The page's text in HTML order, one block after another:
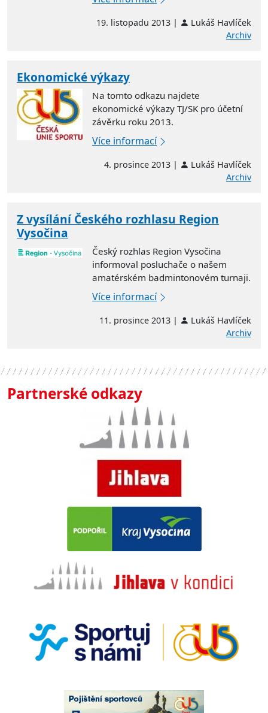
19. listopadu 2013 |
Lukáš Havlíček
Archiv
Ekonomické výkazy
Na tomto odkazu najdete
ekonomické výkazy TJ/SK pro účetní
závěrku roku 2013.
Více informací
4. prosince 2013 |
Lukáš Havlíček
Archiv
Z vysílání Českého rozhlasu Region
Vysočina
Český rozhlas Region Vysočina
informoval posluchače o našem
amatérském badmintonovém turnaji.
Více informací
11. prosince 2013 |
Lukáš Havlíček
Archiv
Partnerské odkazy